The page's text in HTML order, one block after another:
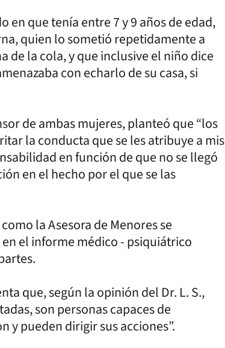
en que tenía entre 7 y 9 años de edad,
quien lo sometió repetidamente a
de la cola, y que inclusive el niño dice
con echarlo de su casa, si
de ambas mujeres, planteó que “los
la conducta que se les atribuye a mis
en función de que no se llegó
en el hecho por el que se las
la Asesora de Menores se
el informe médico - psiquiátrico
que, según la opinión del Dr. L. S.,
son personas capaces de
y pueden dirigir sus acciones”.